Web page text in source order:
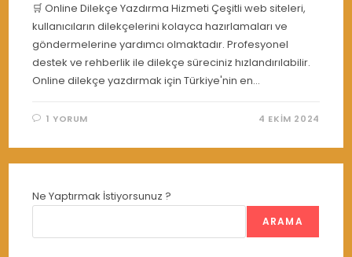
🛒 Online Dilekçe Yazdırma Hizmeti Çeşitli web siteleri,
kullanıcıların dilekçelerini kolayca hazırlamaları ve
göndermelerine yardımcı olmaktadır. Profesyonel
destek ve rehberlik ile dilekçe süreciniz hızlandırılabilir.
Online dilekçe yazdırmak için Türkiye'nin en…
1 YORUM 4 EKIM 2024
Ne Yaptırmak İstiyorsunuz ?
ARAMA